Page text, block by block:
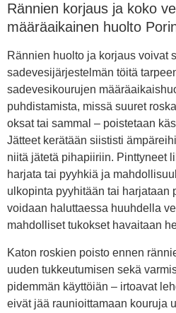
Rännien korjaus ja koko
määräaikainen huolto
Rännien huolto ja korjaus voivat
sadevesijärjestelmän töitä
sadevesikourujen
puhdistamista, missä suuret
oksat tai sammal – poistetaan
Jätteet kerätään siististi
niitä jätetä pihapiiriin. Pinttyneet
harjata tai pyyhkiä ja
ulkopinta pyyhitään tai harjataan
voidaan haluttaessa huuhdella
mahdolliset tukokset havaitaan
Katon roskien poisto ennen
uuden tukkeutumisen sekä
pidemmän käyttöiän – irtoavat
eivät jää raunioittamaan kouruja